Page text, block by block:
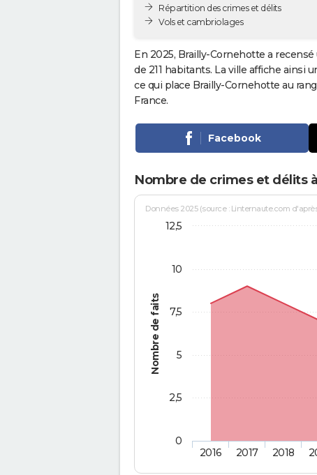
Répartition des crimes et délits
Vols et cambriolages
En 2025, Brailly-Cornehotte a
de 211 habitants. La ville affiche ainsi
ce qui place Brailly-Cornehotte au
France.
Facebook
Nombre de crimes et délits
Nombre de faits
Données 2025 (source : Linternaute.com
2016 2017 2018
0
2,5
5
7,5
10
12,5